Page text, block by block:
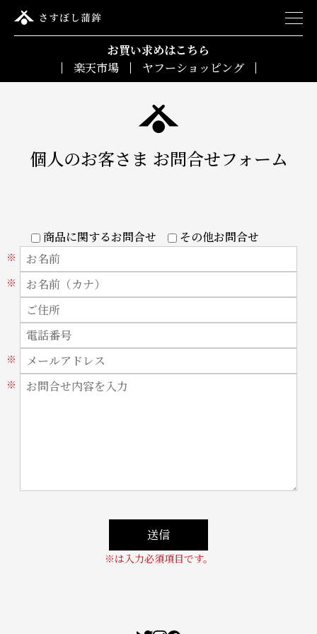
お買い求めはこちら
楽天市場
ヤフーショッピング
個人のお客さま お問合せフォーム
商品に関するお問合せ その他お問合せ
※は入力必須項目です。